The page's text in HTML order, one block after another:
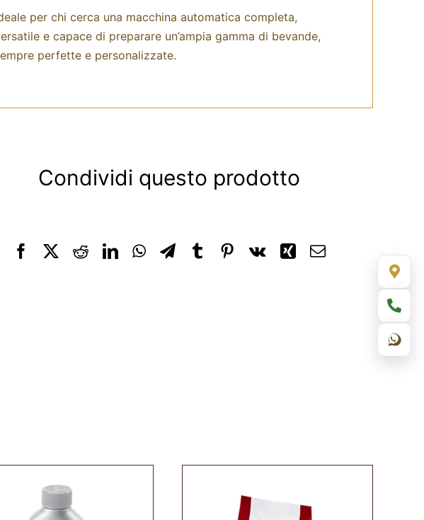
per chi cerca una macchina automatica completa,
e capace di preparare un’ampia gamma di bevande,
perfette e personalizzate.
Condividi questo prodotto